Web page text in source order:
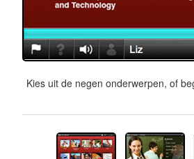
Kies uit de negen onderwerpen, of